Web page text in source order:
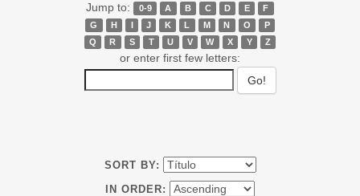
Jump to: 0-9 A B C D E
F
G
H I J K L M N O
P
Q
R S T U V W X Y Z
or enter first few letters:
SORT BY:
IN ORDER: